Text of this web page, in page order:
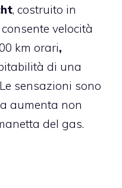
, costruito in
velocità
km orari,
di una
sensazioni sono
aumenta non
del gas.